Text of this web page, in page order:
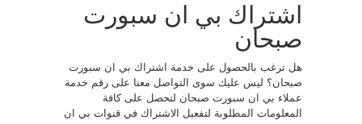
اشتراك بي ان سبورت
صبحان
هل ترغب بالحصول على خدمة اشتراك بي ان سبورت
صبحان؟ ليس عليك سوى التواصل معنا على رقم خدمة
عملاء بي ان سبورت صبحان لتحصل على كافة
المعلومات المطلوبة لتفعيل الاشتراك في قنوات بي ان